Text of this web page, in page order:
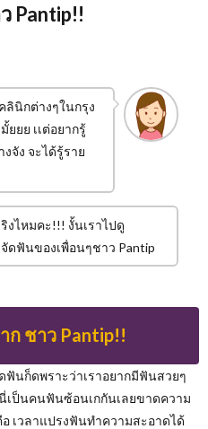
Pantip!!
ลินิกต่างๆในกรุง
ยยย เเต่อยากรู้
จัง จะได้รู้ราย
งไหมคะ!!! งั้นเราไปดู
ดฟันของเพื่อนๆชาว Pantip
ชาว Pantip!!
ฟันก็ดพราะว่าเราอยากมีฟันสวยๆ
เป็นคนฟันซ้อนเกกันเลยขาดความ
เวลาแปรงฟันทำความสะอาดได้